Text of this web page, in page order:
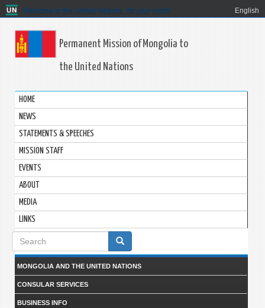
Welcome to the United Nations. It's your world. English
Permanent Mission of Mongolia to
the United Nations
HOME
NEWS
STATEMENTS & SPEECHES
MISSION STAFF
EVENTS
ABOUT
MEDIA
LINKS
Search
form
MONGOLIA AND THE UNITED NATIONS
CONSULAR SERVICES
BUSINESS INFO